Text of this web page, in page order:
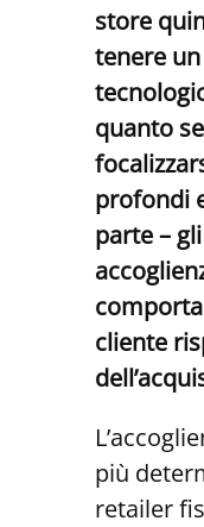
store
tenere
quanto
profondi
parte –
cliente
più
retailer